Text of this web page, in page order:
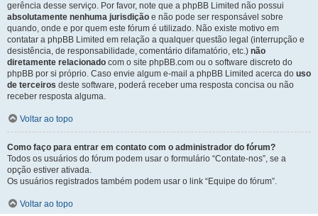
gerência desse serviço. Por favor, note que a phpBB Limited não possui
absolutamente nenhuma jurisdição e não pode ser responsável sobre
quando, onde e por quem este fórum é utilizado. Não existe motivo em
contatar a phpBB Limited em relação a qualquer questão legal (interrupção e
desistência, de responsabilidade, comentário difamatório, etc.) não
diretamente relacionado com o site phpBB.com ou o software discreto do
phpBB por si próprio. Caso envie algum e-mail a phpBB Limited acerca do uso
de terceiros deste software, poderá receber uma resposta concisa ou não
receber resposta alguma.
Voltar ao topo
Como faço para entrar em contato com o administrador do fórum?
Todos os usuários do fórum podem usar o formulário “Contate-nos”, se a
opção estiver ativada.
Os usuários registrados também podem usar o link “Equipe do fórum”.
Voltar ao topo